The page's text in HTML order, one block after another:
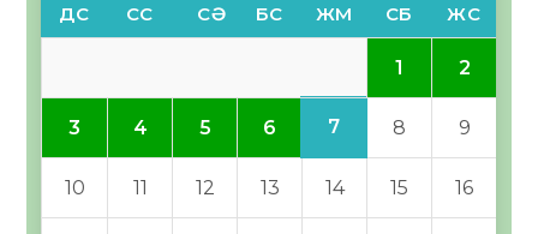
ДС СС СӘ БС ЖМ СБ ЖС
1 2
3 4 5 6 7 8 9
10 11 12 13 14 15 16